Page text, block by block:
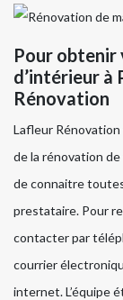
Pour obtenir
d’intérieur à
Rénovation
Lafleur Rénovation
de la rénovation
de connaitre
prestataire. Pour
contacter par
courrier
internet. L’équipe